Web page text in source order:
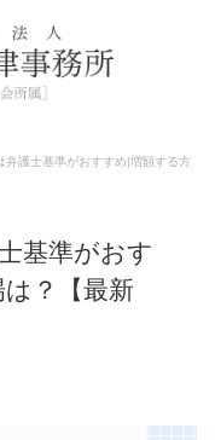
弁護士基準がおすすめ|増額する方
基準がおす
？【最新